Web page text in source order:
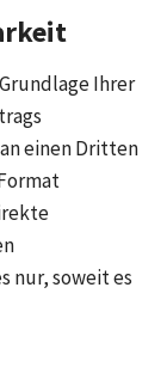
Ihrer
einen Dritten
nur, soweit es